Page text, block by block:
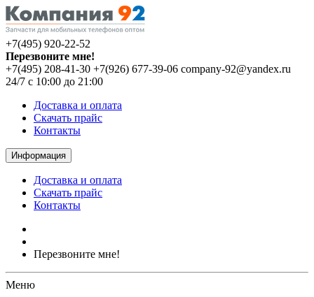
+7(495) 920-22-52
Перезвоните мне!
+7(495) 208-41-30 +7(926) 677-39-06 company-92@yandex.ru
24/7 с 10:00 до 21:00
Доставка и оплата
Скачать прайс
Контакты
Информация
Доставка и оплата
Скачать прайс
Контакты
Перезвоните мне!
Меню